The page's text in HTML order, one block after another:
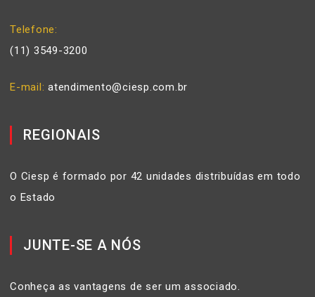
Telefone
(11) 3549-3200
E-mail atendimento@ciesp.com.br
REGIONAIS
O Ciesp é formado por 42 unidades distribuídas em todo
o Estado
JUNTE-SE A NÓS
Conheça as vantagens de ser um associado.